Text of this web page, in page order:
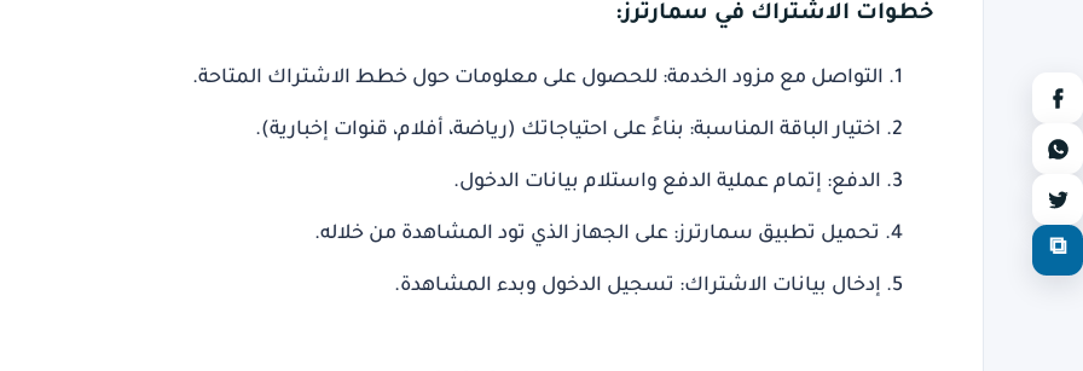
خطوات الاشتراك في سمارترز:
التواصل مع مزود الخدمة: للحصول على معلومات حول خطط الاشتراك المتاحة.
اختيار الباقة المناسبة: بناءً على احتياجاتك (رياضة، أفلام، قنوات إخبارية).
الدفع: إتمام عملية الدفع واستلام بيانات الدخول.
تحميل تطبيق سمارترز: على الجهاز الذي تود المشاهدة من خلاله.
إدخال بيانات الاشتراك: تسجيل الدخول وبدء المشاهدة.
⧉